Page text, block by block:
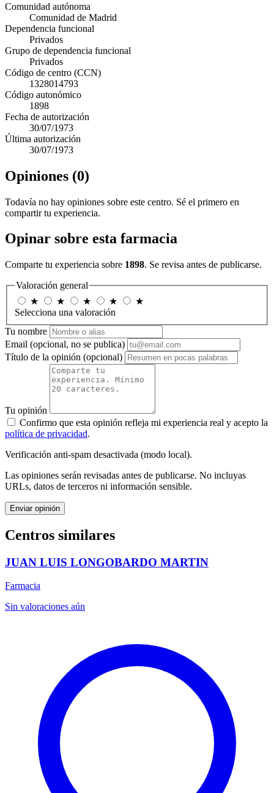
Comunidad autónoma
Comunidad de Madrid
Dependencia funcional
Privados
Grupo de dependencia funcional
Privados
Código de centro (CCN)
1328014793
Código autonómico
1898
Fecha de autorización
30/07/1973
Última autorización
30/07/1973
Opiniones (0)
Todavía no hay opiniones sobre este centro. Sé el primero en
compartir tu experiencia.
Opinar sobre esta farmacia
Comparte tu experiencia sobre 1898. Se revisa antes de publicarse.
Valoración general
★
★ ★ ★
★
Selecciona una valoración
Tu nombre
Email (opcional, no se publica)
Título de la opinión (opcional)
Tu opinión
Confirmo que esta opinión refleja mi experiencia real y acepto la
política de privacidad.
Verificación anti-spam desactivada (modo local).
Las opiniones serán revisadas antes de publicarse. No incluyas
URLs, datos de terceros ni información sensible.
Enviar opinión
Centros similares
JUAN LUIS LONGOBARDO MARTIN
Farmacia
Sin valoraciones aún